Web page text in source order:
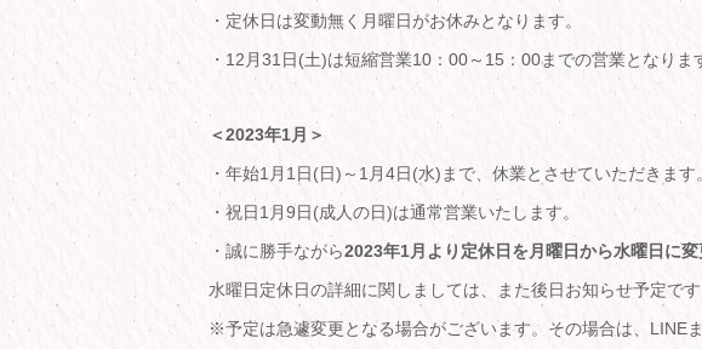
・定休日は変動無く月曜日がお休みとなります。
・12月31日(土)は短縮営業10：00～15：00までの営業となりま
＜2023年1月＞
・年始1月1日(日)～1月4日(水)まで、休業とさせていただきます。
・祝日1月9日(成人の日)は通常営業いたします。
・誠に勝手ながら2023年1月より定休日を月曜日から水曜日に変
水曜日定休日の詳細に関しましては、また後日お知らせ予定です
※予定は急遽変更となる場合がございます。その場合は、LINE